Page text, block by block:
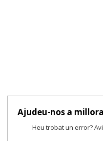
Ajudeu-nos a
Heu trobat un error?